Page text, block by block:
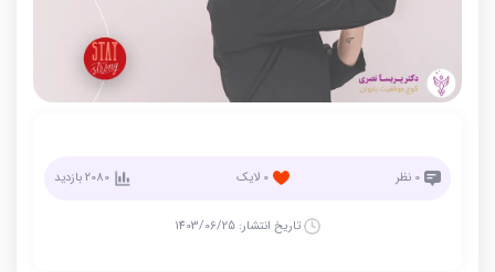
0 نظر 0 لایک 2080بازدید
تاریخ انتشار: 1403/06/25